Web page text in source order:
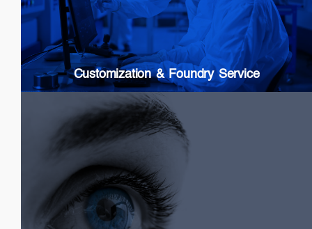
SLDs: Wideband & High Power
Swept Source Lasers: Long Coherence
Customization & Foundry Service
Epi wafer growth
Chip processing
Custom Packaging
Modules & Subsystems